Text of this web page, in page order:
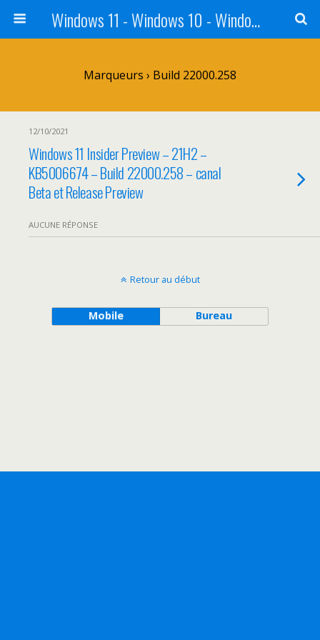
Windows 11 - Windows 10 - Windows 8 - Windows 7 - VISTA
Marqueurs › Build 22000.258
12/10/2021
Windows 11 Insider Preview – 21H2 –
KB5006674 – Build 22000.258 – canal
Beta et Release Preview
AUCUNE RÉPONSE
Retour au début
Mobile Bureau